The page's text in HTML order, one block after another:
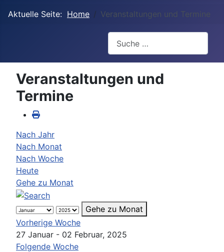
Aktuelle Seite: Home Veranstaltungen und Termine
Veranstaltungen und
Termine
Nach Jahr
Nach Monat
Nach Woche
Heute
Gehe zu Monat
Gehe zu Monat
Vorherige Woche
27 Januar - 02 Februar, 2025
Folgende Woche